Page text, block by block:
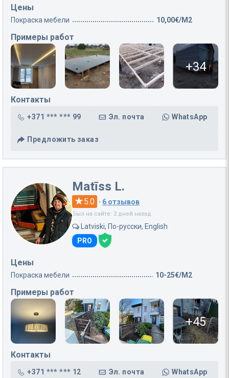
Цены
Покраска мебели 10,00€/M2
Примеры работ
+34
Контакты
+371 *** *** 99 Эл. почта WhatsApp
Предложить заказ
Matīss L.
5.0 · 6 отзывов
Был на сайте: 2 дней назад
Latviski, По-русски, English
PRO
Цены
Покраска мебели 10-25€/M2
Примеры работ
+45
Контакты
+371 *** *** 12 Эл. почта WhatsApp